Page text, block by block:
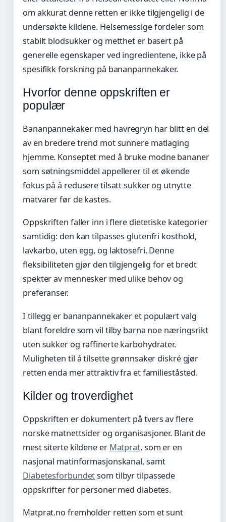
om akkurat denne retten er ikke tilgjengelig i de
undersøkte kildene. Helsemessige fordeler som
stabilt blodsukker og metthet er basert på
generelle egenskaper ved ingredientene, ikke på
spesifikk forskning på bananpannekaker.
Hvorfor denne oppskriften er
populær
Bananpannekaker med havregryn har blitt en del
av en bredere trend mot sunnere matlaging
hjemme. Konseptet med å bruke modne bananer
som søtningsmiddel appellerer til et økende
fokus på å redusere tilsatt sukker og utnytte
matvarer før de kastes.
Oppskriften faller inn i flere dietetiske kategorier
samtidig: den kan tilpasses glutenfri kosthold,
lavkarbo, uten egg, og laktosefri. Denne
fleksibiliteten gjør den tilgjengelig for et bredt
spekter av mennesker med ulike behov og
preferanser.
I tillegg er bananpannekaker et populært valg
blant foreldre som vil tilby barna noe næringsrikt
uten sukker og raffinerte karbohydrater.
Muligheten til å tilsette grønnsaker diskré gjør
retten enda mer attraktiv fra et familieståsted.
Kilder og troverdighet
Oppskriften er dokumentert på tvers av flere
norske matnettsider og organisasjoner. Blant de
mest siterte kildene er Matprat, som er en
nasjonal matinformasjonskanal, samt
Diabetesforbundetsom tilbyr tilpassede
oppskrifter for personer med diabetes.
Matprat.no fremholder retten som et sunt